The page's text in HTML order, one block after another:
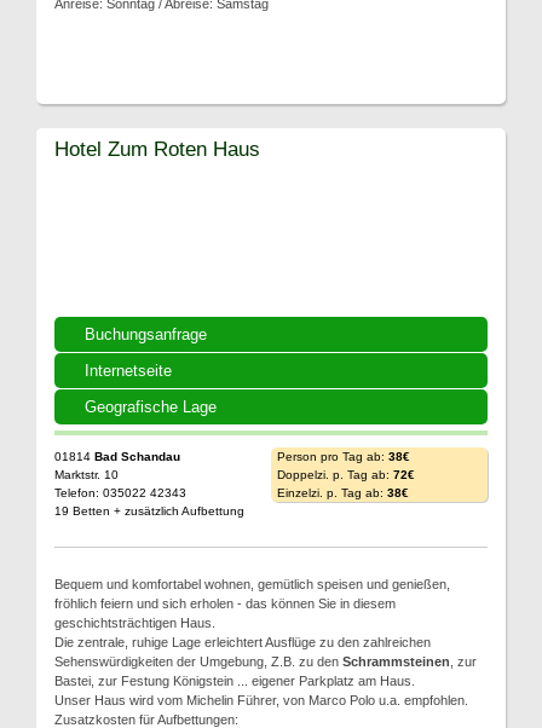
Anreise: Sonntag / Abreise: Samstag
Buchungsanfrage
Internetseite
Geografische Lage
Hotel Zum Roten Haus
01814 Bad Schandau
Marktstr. 10
Telefon: 035022 42343
19 Betten + zusätzlich Aufbettung
Person pro Tag ab: 38€
Doppelzi. p. Tag ab: 72€
Einzelzi. p. Tag ab: 38€
Bequem und komfortabel wohnen, gemütlich speisen und genießen,
fröhlich feiern und sich erholen - das können Sie in diesem
geschichtsträchtigen Haus.
Die zentrale, ruhige Lage erleichtert Ausflüge zu den zahlreichen
Sehenswürdigkeiten der Umgebung, Z.B. zu den Schrammsteinen , zur
Bastei, zur Festung Königstein ... eigener Parkplatz am Haus.
Unser Haus wird vom Michelin Führer, von Marco Polo u.a. empfohlen.
Zusatzkosten für Aufbettungen: